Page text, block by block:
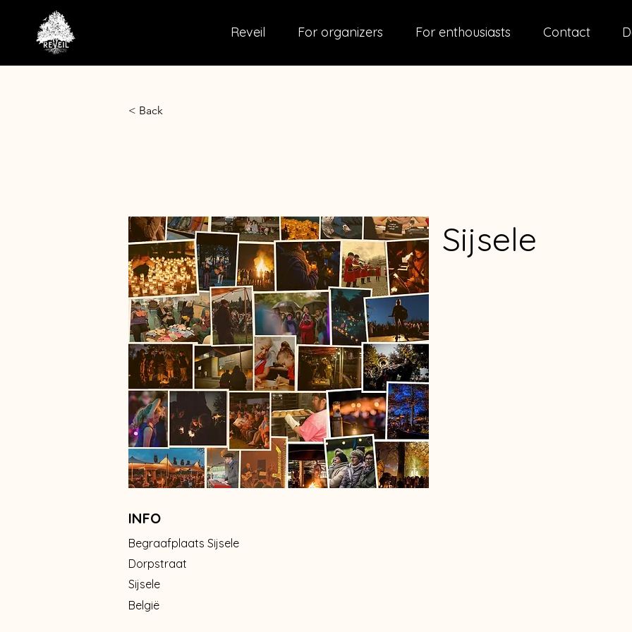
Reveil For organizers For enthousiasts Contact
< Back
Sijsele
Begraafplaats Sijsele
INFO
Dorpstraat
Sijsele
België